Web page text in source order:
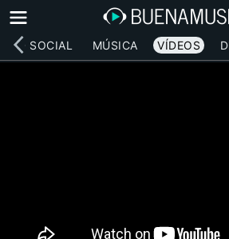
RED SOCIAL MÚSICA VÍDEOS